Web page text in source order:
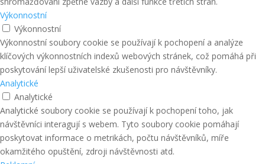
sdílení obsahu webových stránek na platformách sociálních médií,
shromažďování zpětné vazby a další funkce třetích stran.
Výkonnostní
Výkonnostní
Výkonnostní soubory cookie se používají k pochopení a analýze
klíčových výkonnostních indexů webových stránek, což pomáhá při
poskytování lepší uživatelské zkušenosti pro návštěvníky.
Analytické
Analytické
Analytické soubory cookie se používají k pochopení toho, jak
návštěvníci interagují s webem. Tyto soubory cookie pomáhají
poskytovat informace o metrikách, počtu návštěvníků, míře